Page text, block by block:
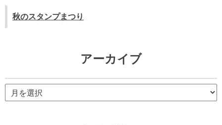
秋のスタンプまつり
アーカイブ
ー